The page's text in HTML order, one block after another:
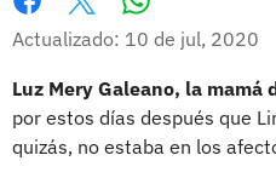
Facebook
X
Actualizado: 10 de jul, 2020
Luz Mery Galeano, la mamá
por estos días después que
quizás, no estaba en los